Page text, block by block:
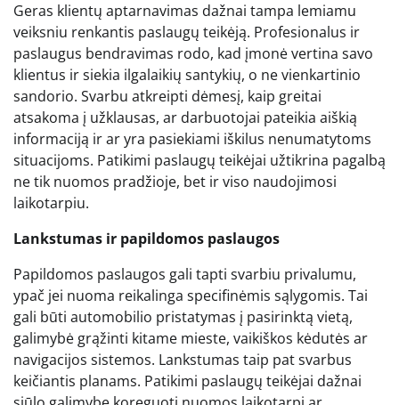
Geras klientų aptarnavimas dažnai tampa lemiamu
veiksniu renkantis paslaugų teikėją. Profesionalus ir
paslaugus bendravimas rodo, kad įmonė vertina savo
klientus ir siekia ilgalaikių santykių, o ne vienkartinio
sandorio. Svarbu atkreipti dėmesį, kaip greitai
atsakoma į užklausas, ar darbuotojai pateikia aiškią
informaciją ir ar yra pasiekiami iškilus nenumatytoms
situacijoms. Patikimi paslaugų teikėjai užtikrina pagalbą
ne tik nuomos pradžioje, bet ir viso naudojimosi
laikotarpiu.
Lankstumas ir papildomos paslaugos
Papildomos paslaugos gali tapti svarbiu privalumu,
ypač jei nuoma reikalinga specifinėmis sąlygomis. Tai
gali būti automobilio pristatymas į pasirinktą vietą,
galimybė grąžinti kitame mieste, vaikiškos kėdutės ar
navigacijos sistemos. Lankstumas taip pat svarbus
keičiantis planams. Patikimi paslaugų teikėjai dažnai